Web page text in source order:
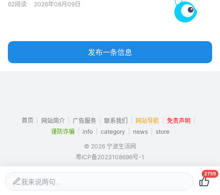
62阅读 · 2026年08月09日
发布一条信息
我来说两句…
2759
首页 网站简介 广告服务 联系我们 网站导航 免责声明
谨防诈骗
info category news
store
© 2026 宁波生活网
粤ICP备2023108696号-1